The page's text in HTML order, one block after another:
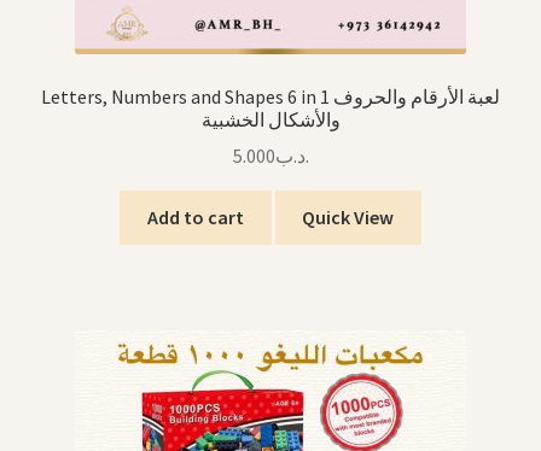
Letters, Numbers and Shapes 6 in 1 لعبة الأرقام والحروف
والأشكال الخشبية
.د.ب5.000
Add to cart Quick View